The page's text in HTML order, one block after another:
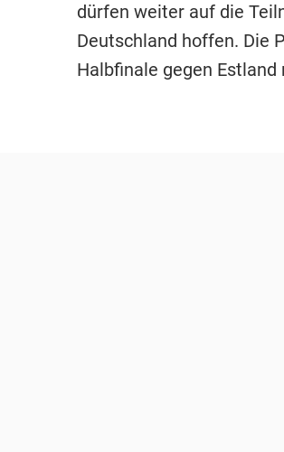
dürfen weiter auf die
Deutschland hoffen. Die
Halbfinale gegen Estland